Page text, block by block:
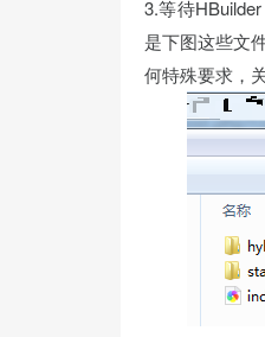
3.等待
是下图这些文
何特殊要求，